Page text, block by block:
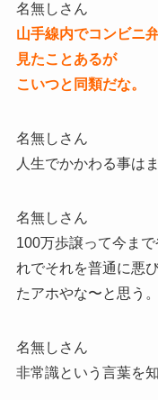
名無しさん
山手線内でコンビニ
見たことあるが
こいつと同類だな。
名無しさん
人生でかかわる事は
名無しさん
100万歩譲って今ま
れでそれを普通に悪
たアホやな〜と思う。
名無しさん
非常識という言葉を